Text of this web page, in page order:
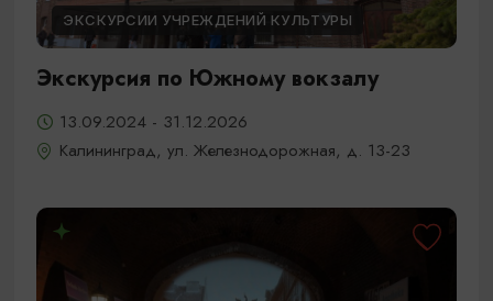
ЭКСКУРСИИ УЧРЕЖДЕНИЙ КУЛЬТУРЫ
Экскурсия по Южному вокзалу
13.09.2024 - 31.12.2026
Калининград, ул. Железнодорожная, д. 13-23